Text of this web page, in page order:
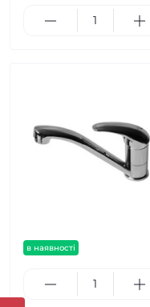
в наявності